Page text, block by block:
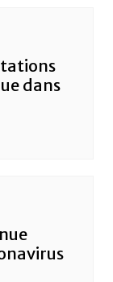
dans